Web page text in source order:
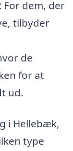
For dem, der
tilbyder
de
for at
ud.
i Hellebæk,
type